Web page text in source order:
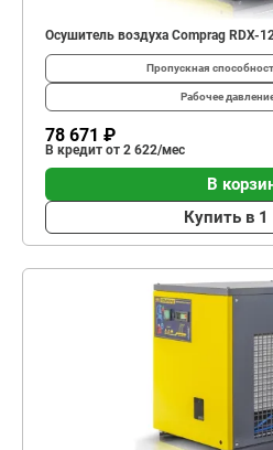
Осушитель воздуха Comprag RDX-
Пропускная
Рабочее
78 671 ₽
В кредит от 2 622/мес
В
Купить в 1